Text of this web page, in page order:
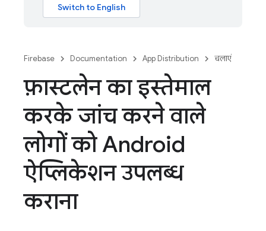
Firebase Documentation App Distribution चलाएं
फ़ास्टलेन का इस्तेमाल
करके जांच करने वाले
लोगों को Android
ऐप्लिकेशन उपलब्ध
कराना